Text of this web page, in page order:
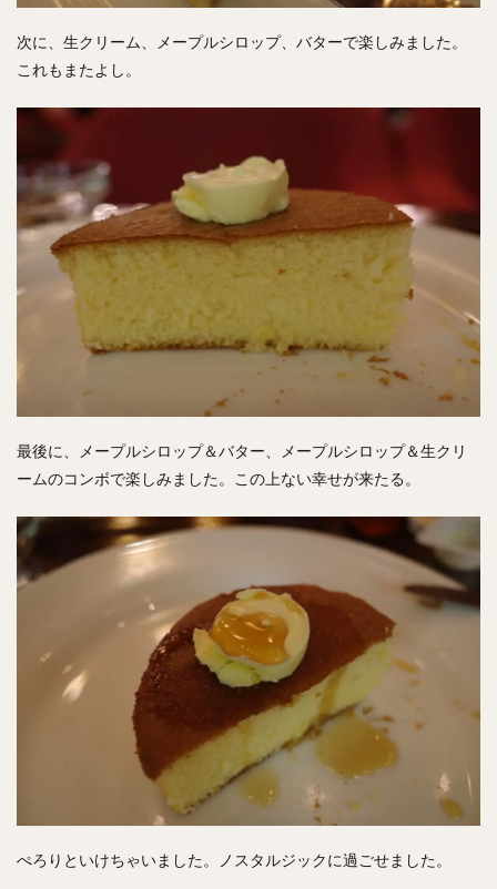
次に、生クリーム、メープルシロップ、バターで楽しみました。
これもまたよし。
最後に、メープルシロップ＆バター、メープルシロップ＆生クリ
ームのコンボで楽しみました。この上ない幸せが来たる。
ぺろりといけちゃいました。ノスタルジックに過ごせました。